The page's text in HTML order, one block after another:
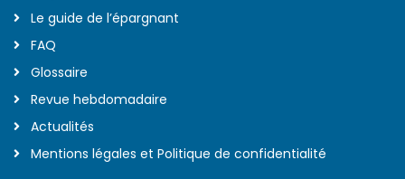
Le guide de l’épargnant
FAQ
Glossaire
Revue hebdomadaire
Actualités
Mentions légales et Politique de confidentialité